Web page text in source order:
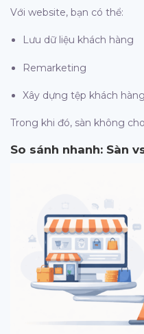
Với website, bạn có thể:
Lưu dữ liệu khách hàng
Remarketing
Xây dựng tệp khách
Trong khi đó, sàn không
So sánh nhanh: Sàn